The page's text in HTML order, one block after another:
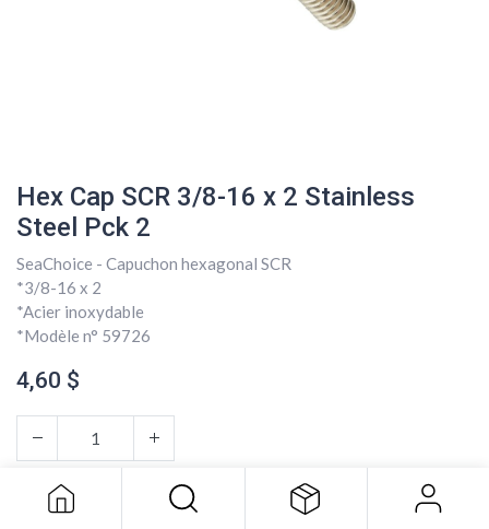
Hex Cap SCR 3/8-16 x 2 Stainless
Steel Pck 2
SeaChoice - Capuchon hexagonal SCR
*3/8-16 x 2
*Acier inoxydable
*Modèle n° 59726
4,60 $
AJOUTER AU PANIER
Steel Pck 2